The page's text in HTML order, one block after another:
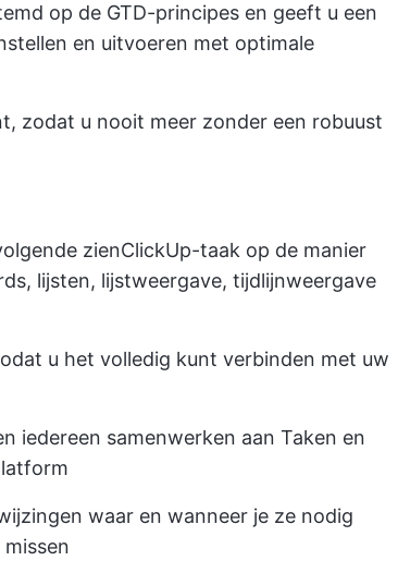
op de GTD-principes en geeft u een
en uitvoeren met optimale
zodat u nooit meer zonder een robuust
zienClickUp-taak op de manier
lijsten, lijstweergave, tijdlijnweergave
u het volledig kunt verbinden met uw
iedereen samenwerken aan Taken en
waar en wanneer je ze nodig